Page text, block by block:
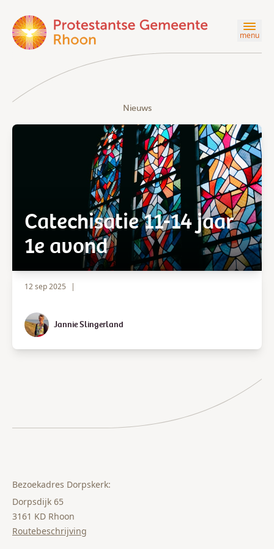
menu
Nieuws
Catechisatie 11-14 jaar
1e avond
12 sep 2025 |
Jannie Slingerland
Bezoekadres Dorpskerk:
Dorpsdijk 65
3161 KD Rhoon
Routebeschrijving